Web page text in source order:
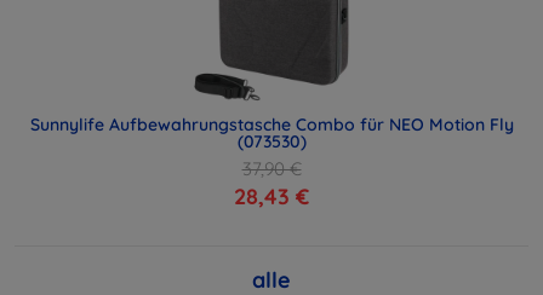
Sunnylife Aufbewahrungstasche Combo für NEO Motion Fly
(073530)
37,90 €
28,43 €
alle